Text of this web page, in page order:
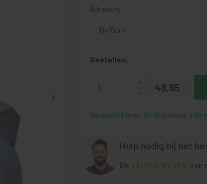
Afmeting
Bestellen:
48,95
Verwachte levertijd: Onbekend,
Hulp nodig bij het
Bel +31 85 0187 599 , plan